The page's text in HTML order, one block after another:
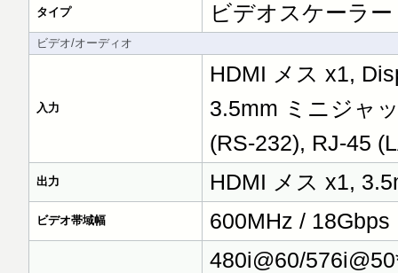
タイプ ビデオスケーラ
ビデオ/オーディオ
入力
HDMI メス x1,
3.5mm ミニジャ
(RS-232), RJ-45
出力 HDMI メス x1,
ビデオ帯域幅 600MHz / 18Gbps
480i@60/